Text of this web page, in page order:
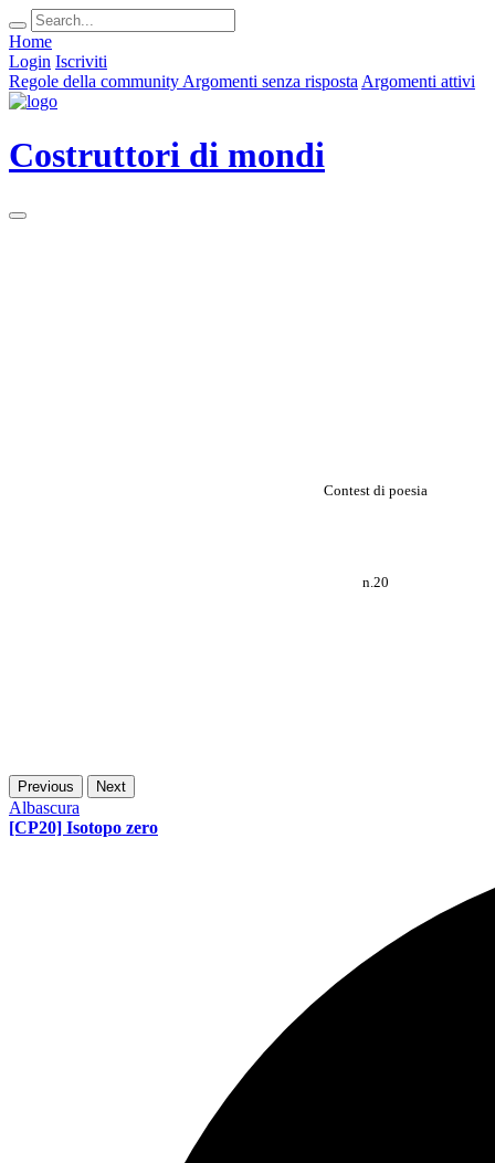
Home
Login Iscriviti
Regole della community Argomenti senza risposta Argomenti attivi
Costruttori di mondi
Contest di poesia
n.20
Previous Next
Albascura
[CP20] Isotopo zero